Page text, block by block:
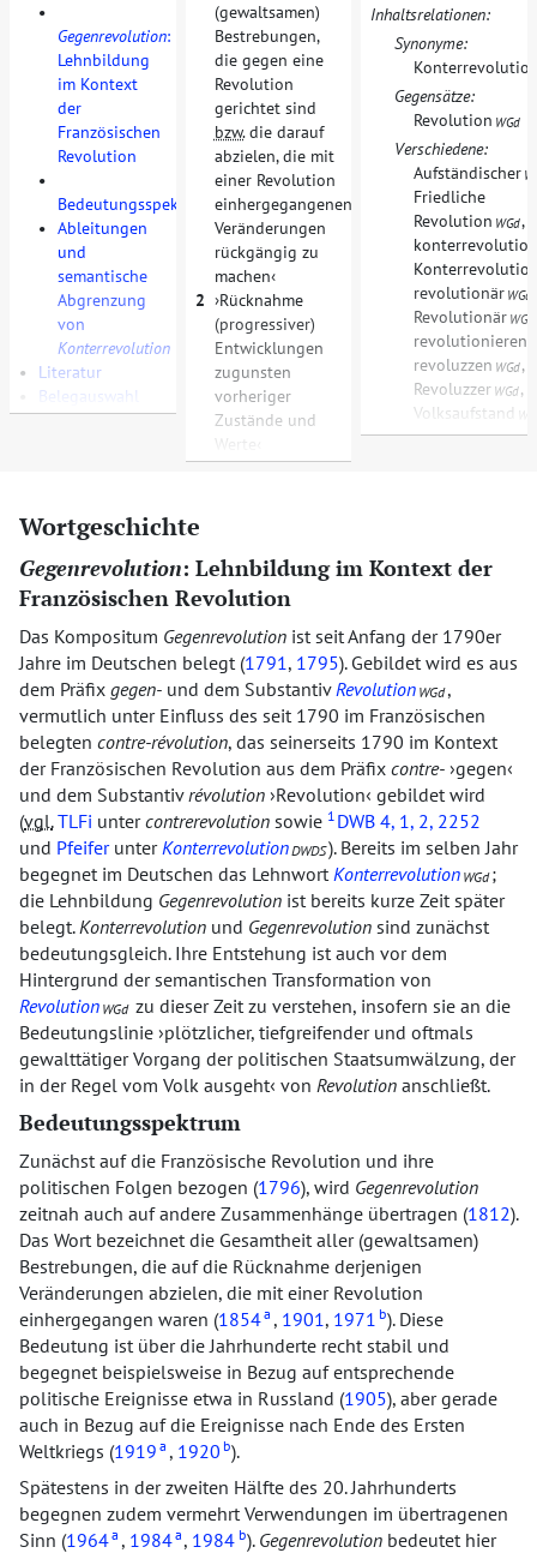
•
Gegenrevolution:
Lehnbildung
im Kontext
der
Französischen
Revolution
•
Bedeutungsspektrum
• Ableitungen
und
semantische
Abgrenzung
von
Konterrevolution
•
Literatur
Belegauswahl
(gewaltsamen)
Bestrebungen,
die gegen eine
Revolution
gerichtet sind
bzw.die darauf
abzielen, die mit
einer Revolution
einhergegangenen
Veränderungen
rückgängig zu
machen
2
Rücknahme
(progressiver)
Entwicklungen
zugunsten
vorheriger
Zustände und
Werte
Inhaltsrelationen:
Synonyme:
Gegensätze:
Revolution WGd
Verschiedene:
Aufständischer
Friedliche
Revolution WGd,
revolutionär WGd
Revolutionär WGd
revolutionieren
revoluzzen WGd,
Revoluzzer WGd,
Volksaufstand
Wortgeschichte
Gegenrevolution: Lehnbildung im Kontext der
Französischen Revolution
Das Kompositum Gegenrevolution ist seit Anfang der 1790er
Jahre im Deutschen belegt (1791, 1795). Gebildet wird es aus
dem Präfix gegen- und dem SubstantivRevolution WGd,
vermutlich unter Einfluss des seit 1790 im Französischen
belegten contre-révolution, das seinerseits 1790 im Kontext
der Französischen Revolution aus dem Präfix contre- gegen
und dem Substantivrévolution Revolution gebildet wird
(vgl. TLFi untercontrerevolution sowie 1 DWB 4, 1, 2, 2252
und PfeiferunterKonterrevolutionDWDS). Bereits im selben Jahr
begegnet im Deutschen das LehnwortKonterrevolution WGd;
die Lehnbildung Gegenrevolution ist bereits kurze Zeit später
belegt.Konterrevolution und Gegenrevolution sind zunächst
bedeutungsgleich. Ihre Entstehung ist auch vor dem
Hintergrund der semantischen Transformation von
Revolution WGd zu dieser Zeit zu verstehen, insofern sie an die
Bedeutungslinie plötzlicher, tiefgreifender und oftmals
gewalttätiger Vorgang der politischen Staatsumwälzung, der
in der Regel vom Volk ausgeht von Revolution anschließt.
Bedeutungsspektrum
Zunächst auf die Französische Revolution und ihre
politischen Folgen bezogen (1796), wird Gegenrevolution
zeitnah auch auf andere Zusammenhänge übertragen (1812).
Das Wort bezeichnet die Gesamtheit aller (gewaltsamen)
Bestrebungen, die auf die Rücknahme derjenigen
Veränderungen abzielen, die mit einer Revolution
einhergegangen waren (1854a , 1901, 1971 b). Diese
Bedeutung ist über die Jahrhunderte recht stabil und
begegnet beispielsweise in Bezug auf entsprechende
politische Ereignisse etwa in Russland (1905), aber gerade
auch in Bezug auf die Ereignisse nach Ende des Ersten
Weltkriegs (1919 a , 1920 b).
Spätestens in der zweiten Hälfte des 20. Jahrhunderts
begegnen zudem vermehrt Verwendungen im übertragenen
Sinn (1964a , 1984a , 1984 b). Gegenrevolutionbedeutet hier